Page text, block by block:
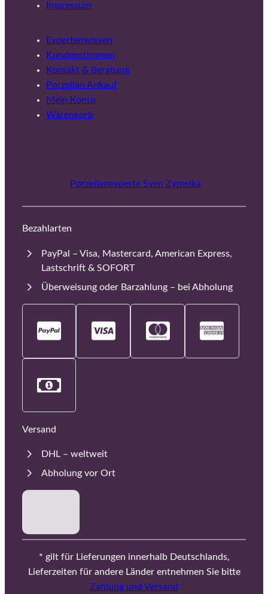
Impressum
Expertenwissen
Kundenstimmen
Kontakt & Beratung
Porzellan Ankauf
Mein Konto
Warenkorb
Porzellanexperte Sven Zymelka
Bezahlarten
PayPal – Visa, Mastercard, American Express,
Lastschrift & SOFORT
Überweisung oder Barzahlung – bei Abholung
Versand
DHL – weltweit
Abholung vor Ort
* gilt für Lieferungen innerhalb Deutschlands,
Lieferzeiten für andere Länder entnehmen Sie bitte
Zahlung und Versand